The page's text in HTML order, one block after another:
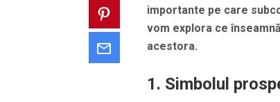
Pinterestimportante pe care
vom explora ce
acestora.
1. Simbolul